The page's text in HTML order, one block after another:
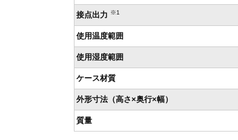
接点出力 ※1
使用温度範囲
使用湿度範囲
ケース材質
外形寸法（高さ×奥行×幅）
質量